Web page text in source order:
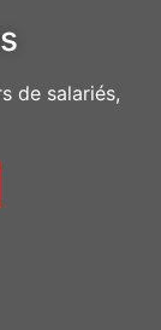
de salariés,